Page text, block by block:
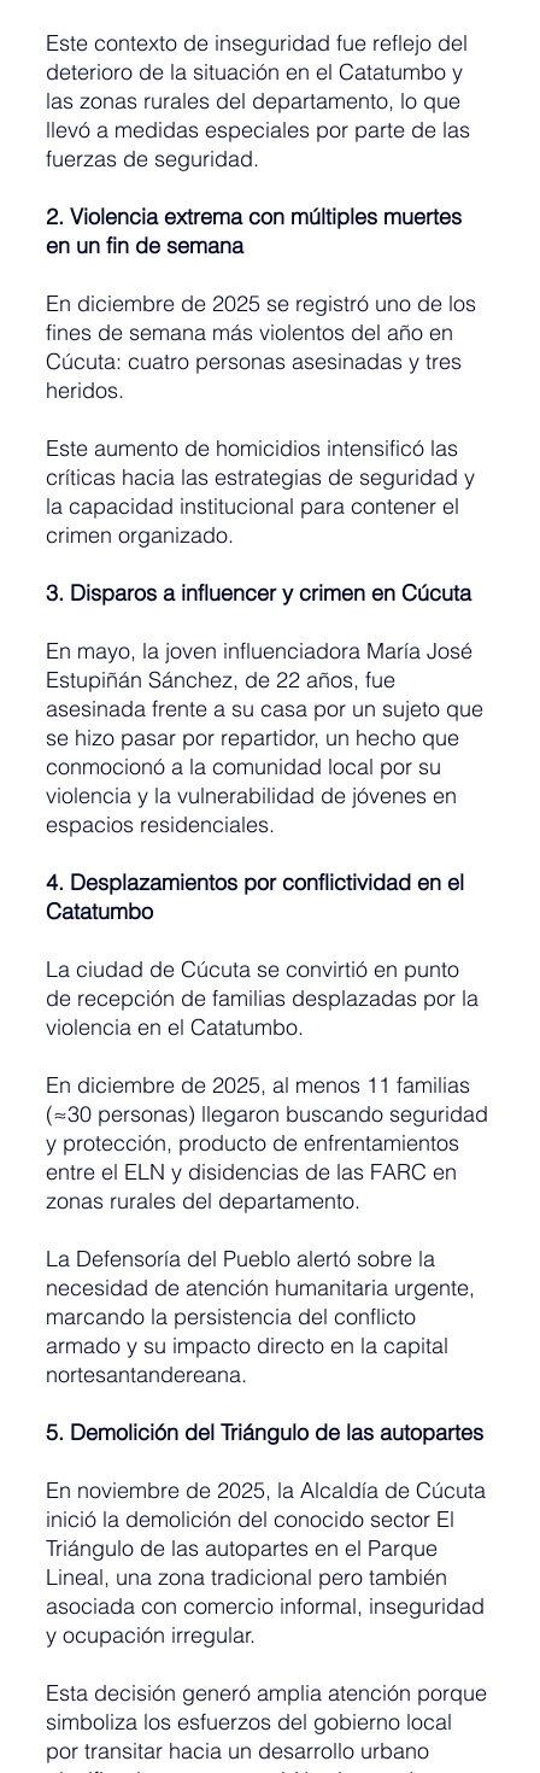
Este contexto de inseguridad fue reflejo del
deterioro de la situación en el Catatumbo y
las zonas rurales del departamento, lo que
llevó a medidas especiales por parte de las
fuerzas de seguridad.
2. Violencia extrema con múltiples muertes
en un fin de semana
En diciembre de 2025 se registró uno de los
fines de semana más violentos del año en
Cúcuta: cuatro personas asesinadas y tres
heridos.
Este aumento de homicidios intensificó las
críticas hacia las estrategias de seguridad y
la capacidad institucional para contener el
crimen organizado.
3. Disparos a influencer y crimen en Cúcuta
En mayo, la joven influenciadora María José
Estupiñán Sánchez, de 22 años, fue
asesinada frente a su casa por un sujeto que
se hizo pasar por repartidor, un hecho que
conmocionó a la comunidad local por su
violencia y la vulnerabilidad de jóvenes en
espacios residenciales.
4. Desplazamientos por conflictividad en el
Catatumbo
La ciudad de Cúcuta se convirtió en punto
de recepción de familias desplazadas por la
violencia en el Catatumbo.
En diciembre de 2025, al menos 11 familias
(≈30 personas) llegaron buscando seguridad
y protección, producto de enfrentamientos
entre el ELN y disidencias de las FARC en
zonas rurales del departamento.
La Defensoría del Pueblo alertó sobre la
necesidad de atención humanitaria urgente,
marcando la persistencia del conflicto
armado y su impacto directo en la capital
nortesantandereana.
5. Demolición del Triángulo de las autopartes
En noviembre de 2025, la Alcaldía de Cúcuta
inició la demolición del conocido sector El
Triángulo de las autopartes en el Parque
Lineal, una zona tradicional pero también
asociada con comercio informal, inseguridad
y ocupación irregular.
Esta decisión generó amplia atención porque
simboliza los esfuerzos del gobierno local
por transitar hacia un desarrollo urbano